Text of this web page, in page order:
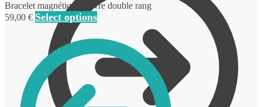
Bracelet magnétique cuivre double rang
59,00 € Select options